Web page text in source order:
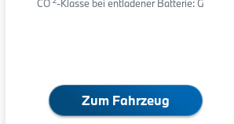
CO -Klasse bei entladener Batterie: G
Zum Fahrzeug